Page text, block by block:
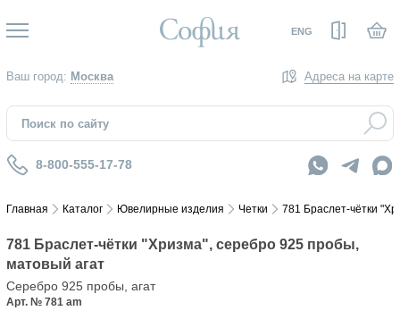
ENG Вход
Ваш город: Москва Адреса на карте
8-800-555-17-78
Главная Каталог Ювелирные изделия Четки 781 Браслет-чётки
781 Браслет-чётки "Хризма", серебро 925 пробы,
матовый агат
Серебро 925 пробы, агат
Арт. № 781 am